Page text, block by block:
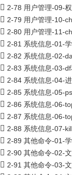
2-78 用户管理-09-
2-79 用户管理-10-
2-80 用户管理-11-
2-81 系统信息-01-
2-82 系统信息-02-
2-83 系统信息-03-
2-84 系统信息-04-
2-85 系统信息-05-
2-86 系统信息-06-
2-87 系统信息-06-
2-88 系统信息-07-
2-89 其他命令-01-
2-90 其他命令-02-
2-91 其他命令-03-